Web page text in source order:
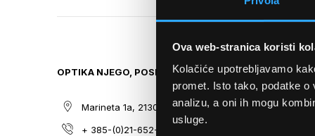
Ova web-stranica koristi
Kolačiće upotrebljavamo
promet. Isto tako, podatke
analizu, a oni ih mogu
usluge.
THE
THE
GALLERY
OPTIKA NJEGO, POSLOVNICA 1
Marineta 1a, 21300 Makarska
+ 385-(0)21-652-102
SITEMAP
O nama